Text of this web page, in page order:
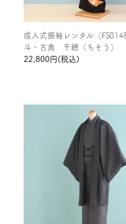
成人式振袖レンタル（
斗・古典 千總（ちそう）
22,800円(税込)